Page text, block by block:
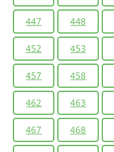
447 448
452 453
457 458
462 463
467 468